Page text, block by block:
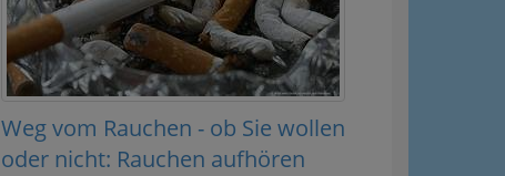
Weg vom Rauchen - ob Sie wollen
oder nicht: Rauchen aufhören